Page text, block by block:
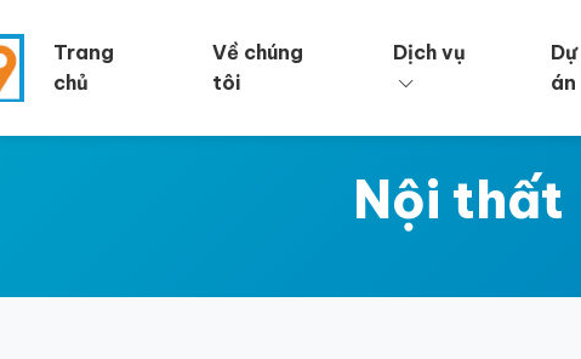
Trang
chủ
Về chúng
tôi
Dịch vụ
Dự
án
Nội thất